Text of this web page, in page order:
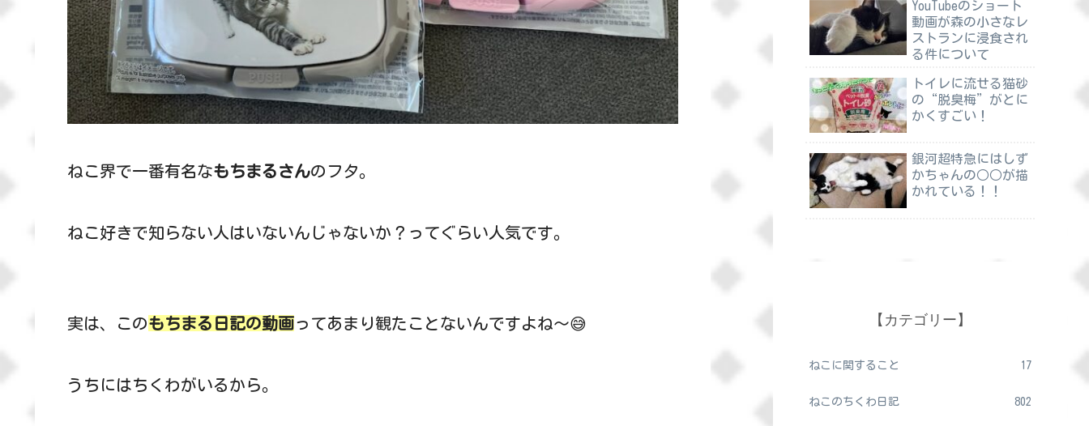
ねこ界で一番有名なもちまるさんのフタ。
ねこ好きで知らない人はいないんじゃないか？ってぐらい人気です。
実は、このもちまる日記の動画ってあまり観たことないんですよね～😅
うちにはちくわがいるから。
YouTubeのショート
動画が森の小さなレ
ストランに浸食され
る件について
トイレに流せる猫砂
の“脱臭梅”がとに
かくすごい！
銀河超特急にはしず
かちゃんの○○が描
かれている！！
【カテゴリー】
ねこに関すること 17
ねこのちくわ日記 802